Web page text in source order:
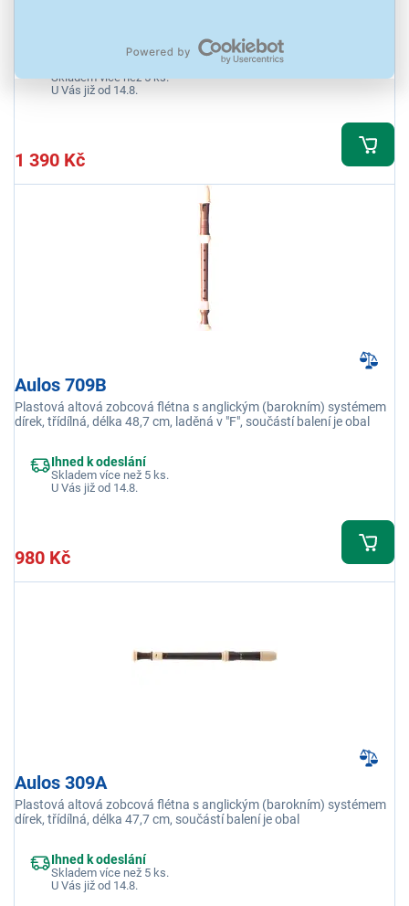
Skladem více než 5 ks.
U Vás již od 14.8.
1 390 Kč
Aulos 709B
Plastová altová zobcová flétna s anglickým (barokním) systémem
dírek, třídílná, délka 48,7 cm, laděná v "F", součástí balení je obal
Ihned k odeslání
Skladem více než 5 ks.
U Vás již od 14.8.
980 Kč
Aulos 309A
Plastová altová zobcová flétna s anglickým (barokním) systémem
dírek, třídílná, délka 47,7 cm, součástí balení je obal
Ihned k odeslání
Skladem více než 5 ks.
U Vás již od 14.8.